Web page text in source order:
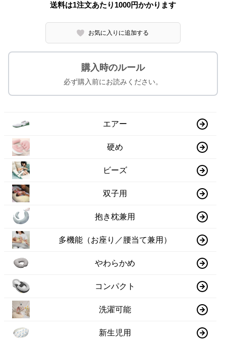
送料は1注文あたり 1000円かかります
お気に入りに追加する
購入時のルール
必ず購入前にお読みください。
エアー
硬め
ビーズ
双子用
抱き枕兼用
多機能（お座り／腰当て兼用）
やわらかめ
コンパクト
洗濯可能
新生児用